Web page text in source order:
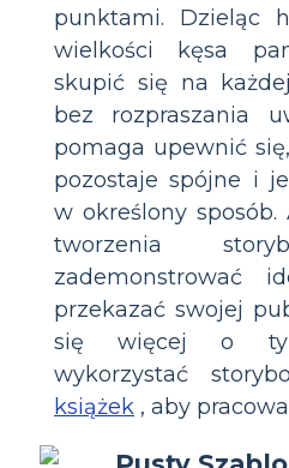
punktami. Dzieląc
wielkości kęsa
skupić się na
bez rozpraszania
pomaga upewnić
pozostaje spójne i
w określony sposób.
tworzenia
zademonstrować
przekazać swojej
się więcej o
wykorzystać
książek , aby